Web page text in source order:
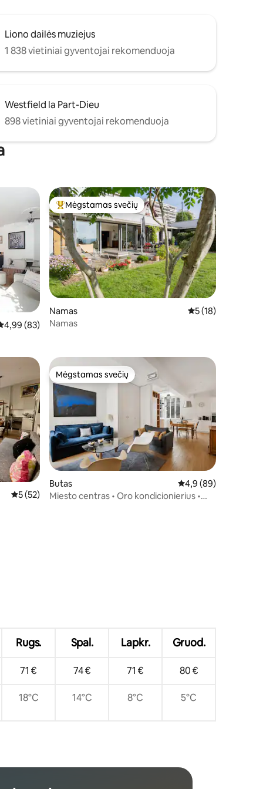
Liono dailės muziejus
1 838 vietiniai gyventojai rekomenduoja
Westfield la Part-Dieu
898 vietiniai gyventojai rekomenduoja
įvertinimas: 4,99 iš 5, atsiliepimų: 83
4,99 (83)
Svečių mėgstamiausias
Mėgstamas svečių
Namas Vidutinis
5 (18)
Namas
Vidutinis įvertinimas: 5 iš 5, atsiliepimų: 52
5 (52)
Mėgstamas svečių
Mėgstamas svečių
Butas Vidutinis įvertinimas:
4,9 (89)
Miesto centras • Oro kondicionierius •
Rugs. Spal. Lapkr. Gruod.
71 € 74 € 71 € 80 €
18°C 14°C 8°C 5°C